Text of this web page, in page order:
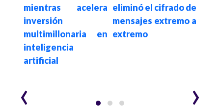
mientras acelera
inversión
multimillonaria en
inteligencia
artificial
eliminó el cifrado de
mensajes extremo a
extremo
‹ ›